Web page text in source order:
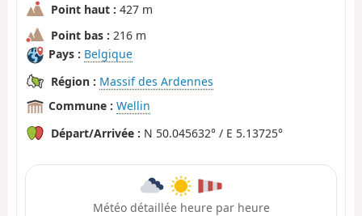
Point haut : 427 m
Point bas : 216 m
Pays : Belgique
Région : Massif des Ardennes
Commune : Wellin
Départ/Arrivée : N 50.045632° / E 5.13725°
Météo détaillée heure par heure